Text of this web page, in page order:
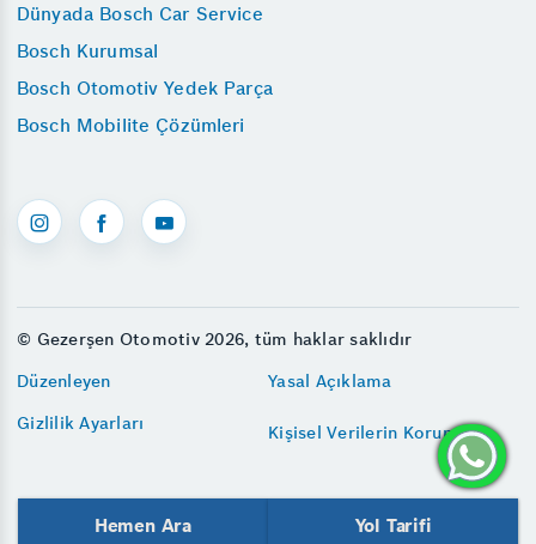
Dünyada Bosch Car Service
Bosch Kurumsal
Bosch Otomotiv Yedek Parça
Bosch Mobilite Çözümleri
© Gezerşen Otomotiv 2026, tüm haklar saklıdır
Düzenleyen
Yasal Açıklama
Gizlilik Ayarları
Kişisel Verilerin Korunması
Hemen Ara Yol Tarifi